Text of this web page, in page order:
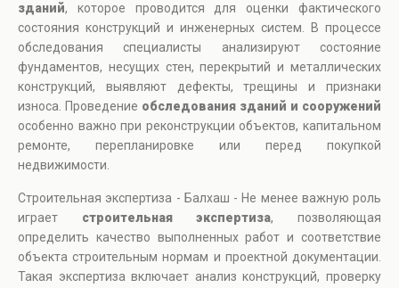
зданий, которое проводится для оценки фактического
состояния конструкций и инженерных систем. В процессе
обследования специалисты анализируют состояние
фундаментов, несущих стен, перекрытий и металлических
конструкций, выявляют дефекты, трещины и признаки
износа. Проведение обследования зданий и сооружений
особенно важно при реконструкции объектов, капитальном
ремонте, перепланировке или перед покупкой
недвижимости.
Строительная экспертиза - Балхаш - Не менее важную роль
играет строительная экспертиза, позволяющая
определить качество выполненных работ и соответствие
объекта строительным нормам и проектной документации.
Такая экспертиза включает анализ конструкций, проверку